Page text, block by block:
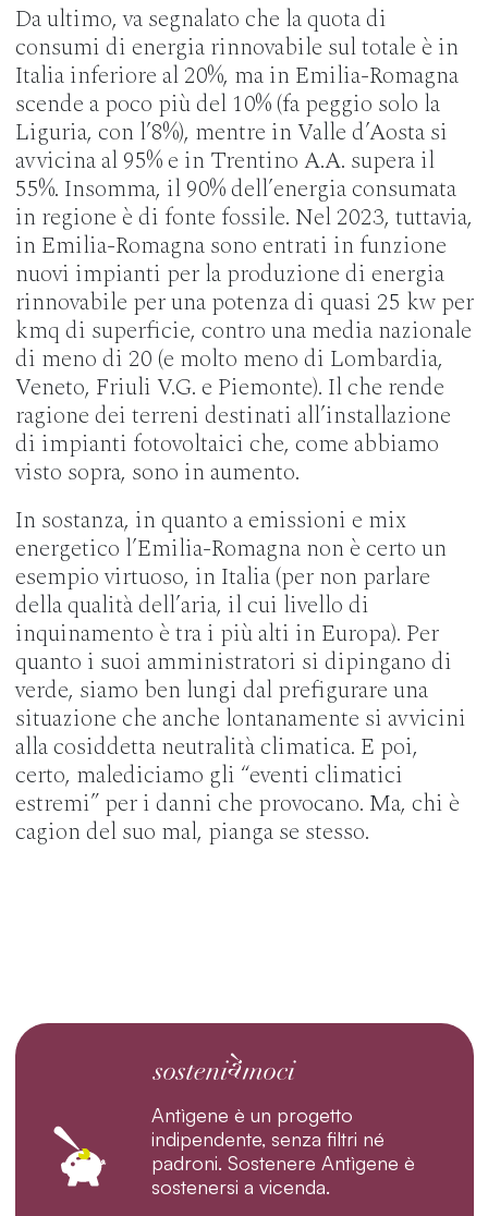
Da ultimo, va segnalato che la quota di
consumi di energia rinnovabile sul totale è in
Italia inferiore al 20%, ma in Emilia-Romagna
scende a poco più del 10% (fa peggio solo la
Liguria, con l’8%), mentre in Valle d’Aosta si
avvicina al 95% e in Trentino A.A. supera il
55%. Insomma, il 90% dell’energia consumata
in regione è di fonte fossile. Nel 2023, tuttavia,
in Emilia-Romagna sono entrati in funzione
nuovi impianti per la produzione di energia
rinnovabile per una potenza di quasi 25 kw per
kmq di superficie, contro una media nazionale
di meno di 20 (e molto meno di Lombardia,
Veneto, Friuli V.G. e Piemonte). Il che rende
ragione dei terreni destinati all’installazione
di impianti fotovoltaici che, come abbiamo
visto sopra, sono in aumento.
In sostanza, in quanto a emissioni e mix
energetico l’Emilia-Romagna non è certo un
esempio virtuoso, in Italia (per non parlare
della qualità dell’aria, il cui livello di
inquinamento è tra i più alti in Europa). Per
quanto i suoi amministratori si dipingano di
verde, siamo ben lungi dal prefigurare una
situazione che anche lontanamente si avvicini
alla cosiddetta neutralità climatica. E poi,
certo, malediciamo gli “eventi climatici
estremi” per i danni che provocano. Ma, chi è
cagion del suo mal, pianga se stesso.
Antìgene è un progetto
indipendente, senza filtri né
padroni. Sostenere Antìgene è
sostenersi a vicenda.